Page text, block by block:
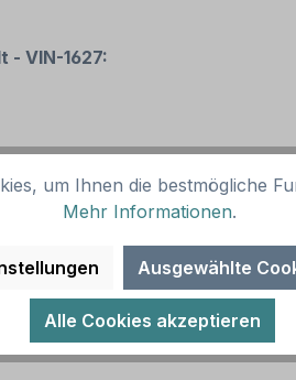
- VIN-1627:
um Ihnen die bestmögliche
Mehr Informationen.
Ausgewählte
Alle Cookies akzeptieren